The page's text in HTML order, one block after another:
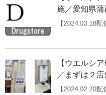
的な提供を開
ージャーによる
生活支援や介
施／愛知県
【2024.03.18
上山市、埼玉
ア店舗におい
【ウエルシ
／まずは２
【2024.02.20